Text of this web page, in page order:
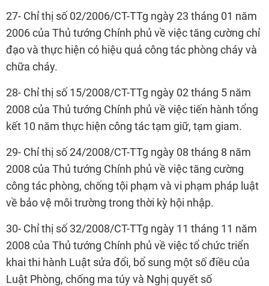
27- Chỉ thị số 02/2006/CT-TTg ngày 23 tháng 01 năm
2006 của Thủ tướng Chính phủ về việc tăng cường chỉ
đạo và thực hiện có hiệu quả công tác phòng cháy và
chữa cháy.
28- Chỉ thị số 15/2008/CT-TTg ngày 02 tháng 5 năm
2008 của Thủ tướng Chính phủ về việc tiến hành tổng
kết 10 năm thực hiện công tác tạm giữ, tạm giam.
29- Chỉ thị số 24/2008/CT-TTg ngày 08 tháng 8 năm
2008 của Thủ tướng Chính phủ về việc tăng cường
công tác phòng, chống tội phạm và vi phạm pháp luật
về bảo vệ môi trường trong thời kỳ hội nhập.
30- Chỉ thị số 32/2008/CT-TTg ngày 11 tháng 11 năm
2008 của Thủ tướng Chính phủ về việc tổ chức triển
khai thi hành Luật sửa đổi, bổ sung một số điều của
Luật Phòng, chống ma túy và Nghị quyết số